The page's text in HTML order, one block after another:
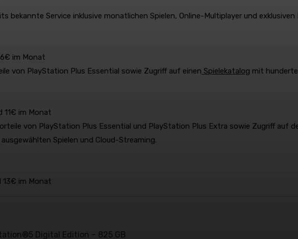
bekannte Service inklusive monatlichen Spielen, Online-Multiplayer und
im Monat​
von PlayStation Plus Essential sowie Zugriff auf einen Spielekatalog mit
11€ im Monat​
von PlayStation Plus Essential und PlayStation Plus Extra sowie Zugriff auf
Spielen und Cloud-Streaming.
13€ im Monat
Digital Edition – 825 GB